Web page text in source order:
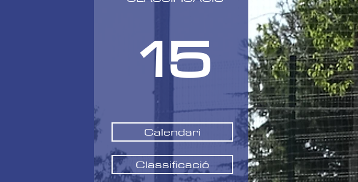
15
Calendari
Classificació